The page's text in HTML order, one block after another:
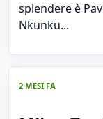
splendere è
Nkunku...
2 MESI FA